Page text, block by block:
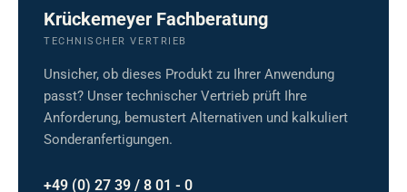
Krückemeyer Fachberatung
TECHNISCHER VERTRIEB
Unsicher, ob dieses Produkt zu Ihrer Anwendung
passt? Unser technischer Vertrieb prüft Ihre
Anforderung, bemustert Alternativen und kalkuliert
Sonderanfertigungen.
+49 (0) 27 39 / 8 01 - 0